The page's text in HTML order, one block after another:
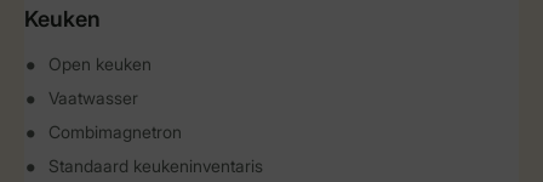
Keuken
Open keuken
Vaatwasser
Combimagnetron
Standaard keukeninventaris